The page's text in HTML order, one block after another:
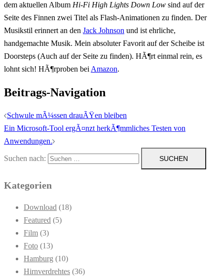
dem aktuellen Album Hi-Fi High Lights Down Low sind auf der
Seite des Finnen zwei Titel als Flash-Animationen zu finden. Der
Musikstil erinnert an den Jack Johnson und ist ehrliche,
handgemachte Musik. Mein absoluter Favorit auf der Scheibe ist
Doorsteps (Auch auf der Seite zu finden). HÃ¶rt einmal rein, es
lohnt sich! HÃ¶rproben bei Amazon.
Beitrags-Navigation
Schwule mÃ¼ssen drauÃŸen bleiben
Ein Microsoft-Tool ergÃ¤nzt herkÃ¶mmliches Testen von
Anwendungen.
Suchen nach:
Kategorien
Download (18)
Featured (5)
Film (3)
Foto (13)
Hamburg (10)
Hirnverdrehtes (36)